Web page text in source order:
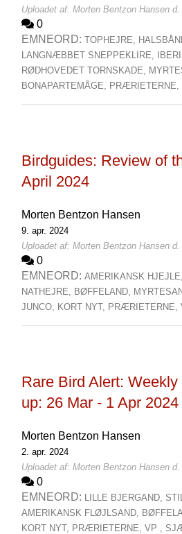
Uploadet af: Morten Bentzon Hansen
0
EMNEORD: TOPHEJRE,
LANGNÆBBET SNEPPEKLIRE,
RØDHOVEDET TORNSKADE,
BONAPARTEMÅGE, PRÆRIETERNE,
Birdguides: Review of
April 2024
Morten Bentzon Hansen
9. apr. 2024
Uploadet af: Morten Bentzon Hansen
0
EMNEORD: AMERIKANSK HJEJLE,
NATHEJRE, BØFFELAND,
JUNCO, KORT NYT, PRÆRIETERNE,
Rare Bird Alert:
up: 26 Mar - 1 Apr 2024
Morten Bentzon Hansen
2. apr. 2024
Uploadet af: Morten Bentzon Hansen
0
EMNEORD: LILLE BJERGAND,
AMERIKANSK FLØJLSAND,
KORT NYT, PRÆRIETERNE, VP ,